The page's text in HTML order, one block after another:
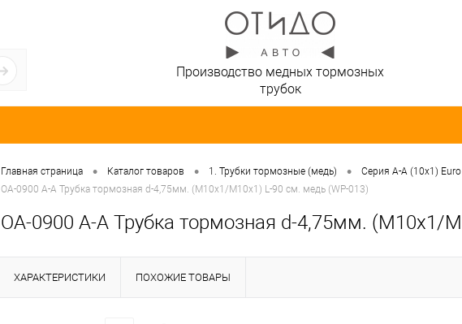
Производство медных тормозных
трубок
Главная страница • Каталог товаров • 1. Трубки тормозные (медь) • Серия A-A (10х1) Euro
OA-0900 A-A Трубка тормозная d-4,75мм. (М10х1/М10х1) L-90 см. медь (WP-013)
OA-0900 A-A Трубка тормозная d-4,75мм. (М10х1/
ХАРАКТЕРИСТИКИ ПОХОЖИЕ ТОВАРЫ